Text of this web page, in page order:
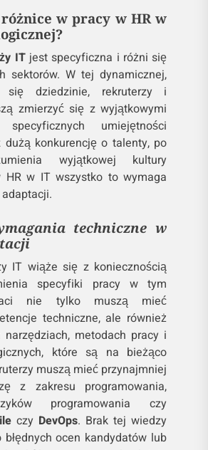
w pracy w HR w
ITjest specyficzna i różni się
sektorów. W tej dynamicznej,
się dziedzinie, rekruterzy i
zmierzyć się z wyjątkowymi
umiejętności
dużą konkurencję o talenty, po
wyjątkowej kultury
w IT wszystko to wymaga
techniczne w
IT wiąże się z koniecznością
specyfiki pracy w tym
nie tylko muszą mieć
techniczne, ale również
metodach pracy i
które są na bieżąco
muszą mieć przynajmniej
z zakresu programowania,
programowania czy
czy DevOps​​. Brak tej wiedzy
ocen kandydatów lub